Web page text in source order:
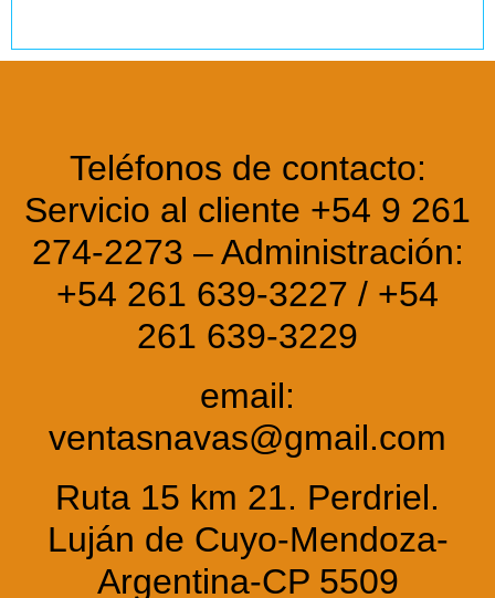
Teléfonos de contacto:
Servicio al cliente +54 9 261
274-2273 – Administración:
+54 261 639-3227 / +54
261 639-3229
email:
ventasnavas@gmail.com
Ruta 15 km 21. Perdriel.
Luján de Cuyo-Mendoza-
Argentina-CP 5509